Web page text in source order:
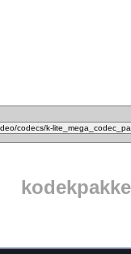
kodekpakke